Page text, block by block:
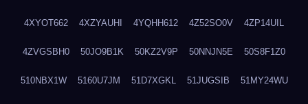
4XYOT662 4XZYAUHI 4YQHH612 4Z52SO0V 4ZP14UIL
4ZVGSBH0 50JO9B1K 50KZ2V9P 50NNJN5E 50S8F1Z0
510NBX1W 5160U7JM 51D7XGKL 51JUGSIB 51MY24WU